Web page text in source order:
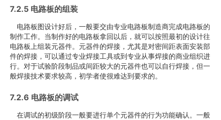
7.2.5 电路板的组装
电路板图设计好后，一般要交由专业电路板制造商完成电路板的
制作工作。当制作好的电路板拿回以后，就可以按照最初的设计往
电路板上组装元器件。元器件的焊接，尤其是对密间距表面安装部
件的焊接，可以通过专业焊接工具或到专业从事焊接的商业组织进
行。对于试验阶段制品或间距较大的元器件也可以自行焊接，但一
般焊接技术要求较高，初学者使很难达到要求的。
7.2.6 电路板的调试
在调试的初级阶段一般要进行单个元器件的行为功能确认。一般